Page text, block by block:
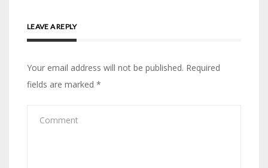
LEAVE A REPLY
Your email address will not be published. Required
fields are marked *